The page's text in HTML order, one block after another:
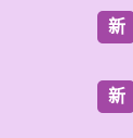
新
新